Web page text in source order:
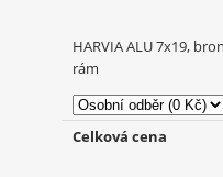
HARVIA ALU 7x19,
rám
Celková cena